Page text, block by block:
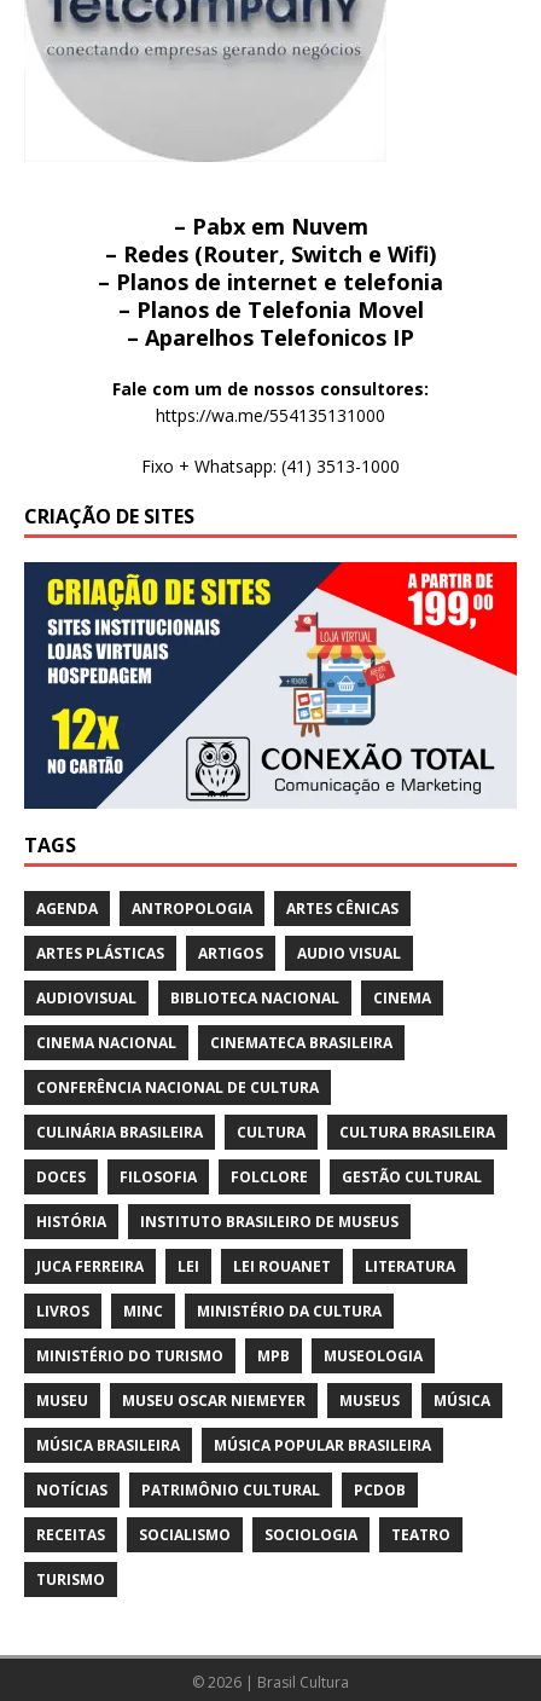
– Pabx em Nuvem
– Redes (Router, Switch e Wifi)
– Planos de internet e telefonia
– Planos de Telefonia Movel
– Aparelhos Telefonicos IP
Fale com um de nossos consultores:
https://wa.me/554135131000
Fixo + Whatsapp: (41) 3513-1000
CRIAÇÃO DE SITES
TAGS
AGENDA ANTROPOLOGIA ARTES CÊNICAS
ARTES PLÁSTICAS ARTIGOS AUDIO VISUAL
AUDIOVISUAL BIBLIOTECA NACIONAL CINEMA
CINEMA NACIONAL CINEMATECA BRASILEIRA
CONFERÊNCIA NACIONAL DE CULTURA
CULINÁRIA BRASILEIRA CULTURA CULTURA BRASILEIRA
DOCES FILOSOFIA FOLCLORE GESTÃO CULTURAL
HISTÓRIA INSTITUTO BRASILEIRO DE MUSEUS
JUCA FERREIRA LEI LEI ROUANET LITERATURA
LIVROS MINC MINISTÉRIO DA CULTURA
MINISTÉRIO DO TURISMO MPB MUSEOLOGIA
MUSEU MUSEU OSCAR NIEMEYER MUSEUS MÚSICA
MÚSICA BRASILEIRA MÚSICA POPULAR BRASILEIRA
NOTÍCIAS PATRIMÔNIO CULTURAL PCDOB
RECEITAS SOCIALISMO SOCIOLOGIA TEATRO
TURISMO
© 2026 | Brasil Cultura